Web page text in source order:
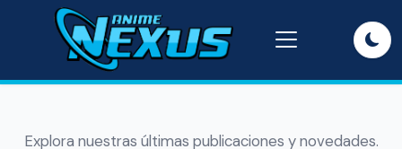
Explora nuestras últimas publicaciones y novedades.